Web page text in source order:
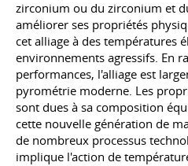
zirconium ou du zirconium et
améliorer ses propriétés
cet alliage à des températures
environnements agressifs. En
performances, l'alliage est
pyrométrie moderne. Les
sont dues à sa composition
cette nouvelle génération de
de nombreux processus
implique l'action de